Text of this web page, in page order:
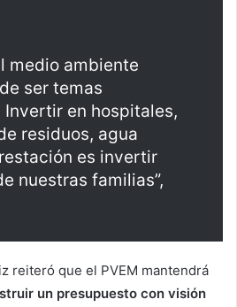
medio ambiente
ser temas
Invertir en hospitales,
residuos, agua
es invertir
nuestras familias”,
reiteró que el PVEM mantendrá
un presupuesto con visión